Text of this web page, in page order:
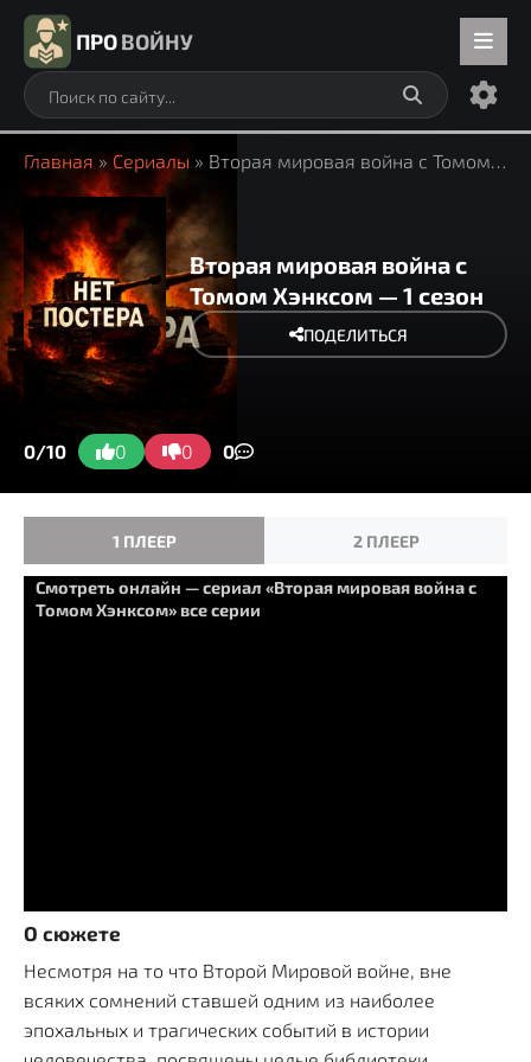
ПРОВОЙНУ
Главная»Сериалы » Вторая мировая война с Томом Хэнксом
Вторая мировая война с
Томом Хэнксом — 1 сезон
ПОДЕЛИТЬСЯ
0/10 0 0 0
1 ПЛЕЕР 2 ПЛЕЕР
Смотреть онлайн — сериал «Вторая мировая война с
Томом Хэнксом» все серии
О сюжете
Несмотря на то что Второй Мировой войне, вне
всяких сомнений ставшей одним из наиболее
эпохальных и трагических событий в истории